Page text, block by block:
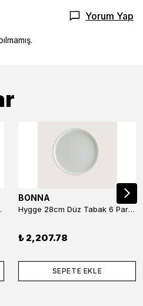
Yorum Yap
BONNA
Hygge 28cm Düz Tabak 6 Parça
₺ 2,207.78
SEPETE EKLE